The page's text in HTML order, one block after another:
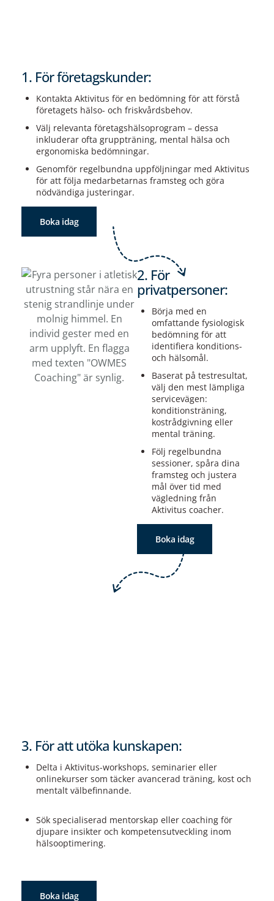
1. För företagskunder:
Kontakta Aktivitus för en bedömning för att förstå
företagets hälso- och friskvårdsbehov.
Välj relevanta företagshälsoprogram – dessa
inkluderar ofta gruppträning, mental hälsa och
ergonomiska bedömningar.
Genomför regelbundna uppföljningar med Aktivitus
för att följa medarbetarnas framsteg och göra
nödvändiga justeringar.
Boka idag
2. För
privatpersoner:
Börja med en
omfattande fysiologisk
bedömning för att
identifiera konditions-
och hälsomål.
Baserat på testresultat,
välj den mest lämpliga
servicevägen:
konditionsträning,
kostrådgivning eller
mental träning.
Följ regelbundna
sessioner, spåra dina
framsteg och justera
mål över tid med
vägledning från
Aktivitus coacher.
Boka idag
3. För att utöka kunskapen:
Delta i Aktivitus-workshops, seminarier eller
onlinekurser som täcker avancerad träning, kost och
mentalt välbefinnande.
Sök specialiserad mentorskap eller coaching för
djupare insikter och kompetensutveckling inom
hälsooptimering.
Boka idag